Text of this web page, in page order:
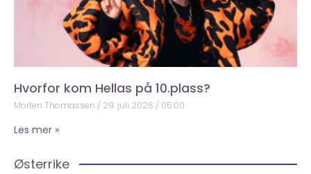
Hvorfor kom Hellas på 10.plass?
Morten Thomassen 29. juli 2026 05:00
Les mer »
Østerrike